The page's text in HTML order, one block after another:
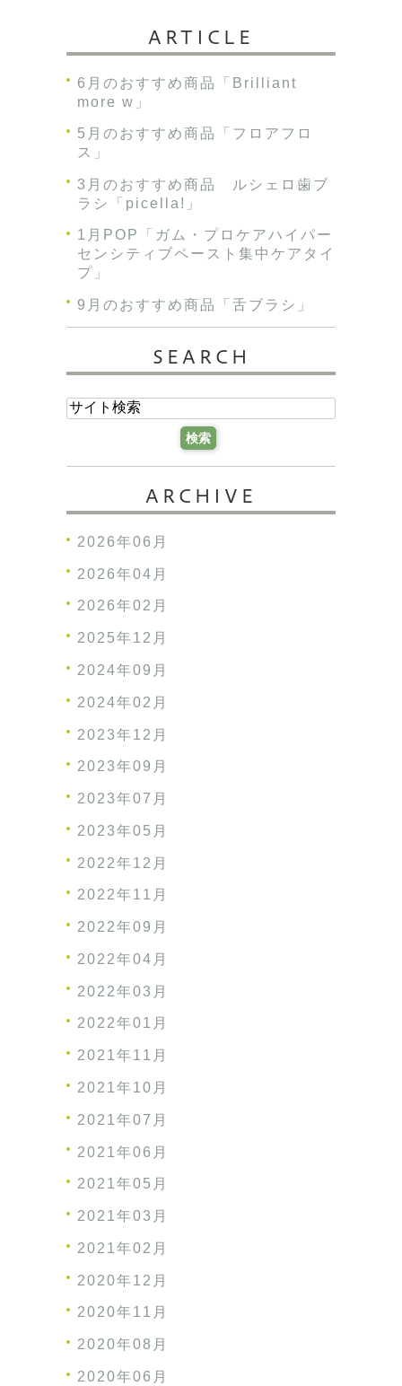
ARTICLE
6月のおすすめ商品「Brilliant
more w」
5月のおすすめ商品「フロアフロ
ス」
3月のおすすめ商品 ルシェロ歯ブ
ラシ「picella!」
1月POP「ガム・プロケアハイパー
センシティブペースト集中ケアタイ
プ」
9月のおすすめ商品「舌ブラシ」
SEARCH
ARCHIVE
2026年06月
2026年04月
2026年02月
2025年12月
2024年09月
2024年02月
2023年12月
2023年09月
2023年07月
2023年05月
2022年12月
2022年11月
2022年09月
2022年04月
2022年03月
2022年01月
2021年11月
2021年10月
2021年07月
2021年06月
2021年05月
2021年03月
2021年02月
2020年12月
2020年11月
2020年08月
2020年06月